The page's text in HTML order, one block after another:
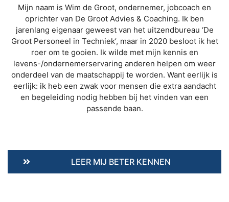
Mijn naam is Wim de Groot, ondernemer, jobcoach en
oprichter van De Groot Advies & Coaching. Ik ben
jarenlang eigenaar geweest van het uitzendbureau ‘De
Groot Personeel in Techniek’, maar in 2020 besloot ik het
roer om te gooien. Ik wilde met mijn kennis en
levens-/ondernemerservaring anderen helpen om weer
onderdeel van de maatschappij te worden. Want eerlijk is
eerlijk: ik heb een zwak voor mensen die extra aandacht
en begeleiding nodig hebben bij het vinden van een
passende baan.
LEER MIJ BETER KENNEN